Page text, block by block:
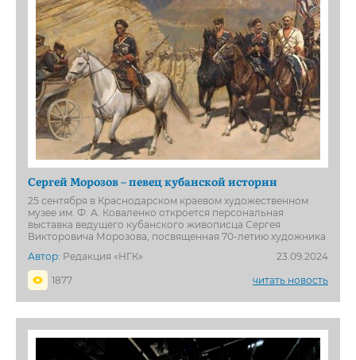
Сергей Морозов – певец кубанской истории
25 сентября в Краснодарском краевом художественном
музее им. Ф. А. Коваленко откроется персональная
выставка ведущего кубанского живописца Сергея
Викторовича Морозова, посвященная 70-летию художника
Автор: Редакция «НГК»
23.09.2024
1877
читать новость